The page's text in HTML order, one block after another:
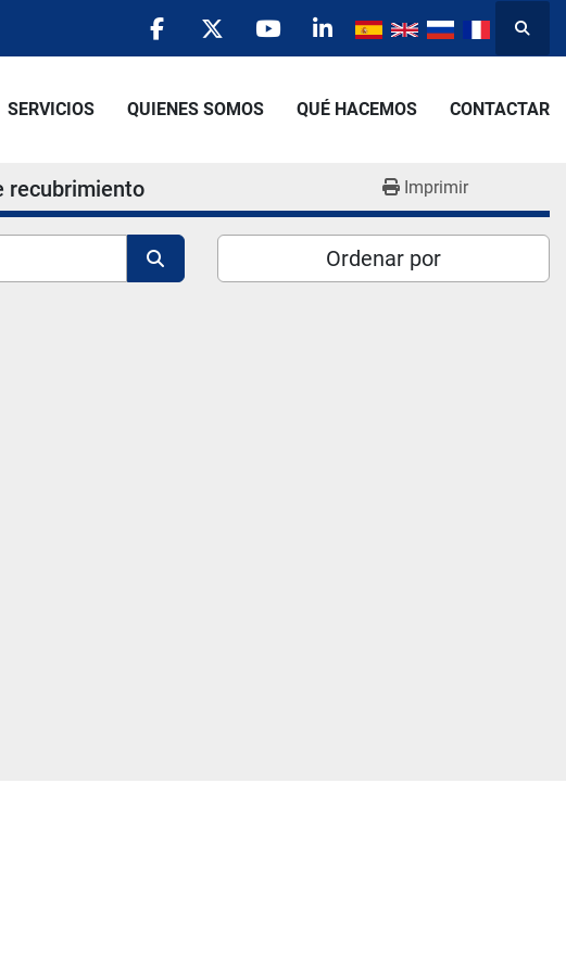
facebooktwitteryoutubelinkedin
SERVICIOS QUIENES SOMOS QUÉ HACEMOS CONTACTAR
recubrimiento Imprimir
Ordenar por